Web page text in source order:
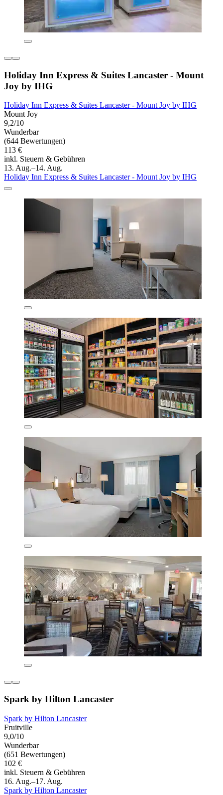
Holiday Inn Express & Suites Lancaster - Mount
Joy by IHG
Holiday Inn Express & Suites Lancaster - Mount Joy by IHG
Mount Joy
9,2/10
Wunderbar
(644 Bewertungen)
113 €
inkl. Steuern & Gebühren
13. Aug.–14. Aug.
Holiday Inn Express & Suites Lancaster - Mount Joy by IHG
Spark by Hilton Lancaster
Spark by Hilton Lancaster
Fruitville
9,0/10
Wunderbar
(651 Bewertungen)
102 €
inkl. Steuern & Gebühren
16. Aug.–17. Aug.
Spark by Hilton Lancaster